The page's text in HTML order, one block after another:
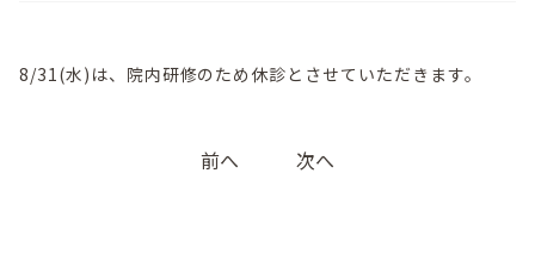
8/31(水)は、院内研修のため休診とさせていただきます。
前へ 次へ